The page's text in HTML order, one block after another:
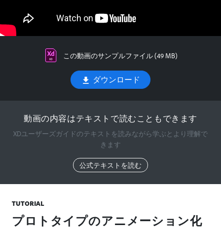
この動画のサンプルファイル (49 MB)
ダウンロード
動画の内容はテキストで読むこともできます
XDユーザーズガイドのテキストを読みながら学ぶとより理解で
きます
公式テキストを読む
TUTORIAL
プロトタイプのアニメーション化